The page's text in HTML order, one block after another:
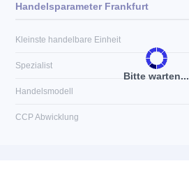
Bitte warten...
Handelsparameter Frankfurt
Kleinste handelbare Einheit
Spezialist
Handelsmodell
CCP Abwicklung